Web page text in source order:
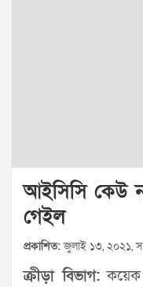
আইসিসি কেউ
গেইল
প্রকাশিত:জুলাই ১৩, ২০২১,
ক্রীড়া বিভাগ:কয়েক